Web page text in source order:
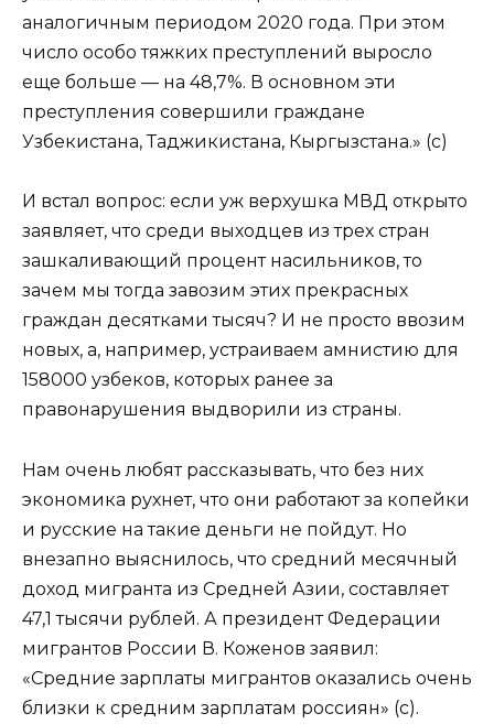
аналогичным периодом 2020 года. При этом
число особо тяжких преступлений выросло
еще больше — на 48,7%. В основном эти
преступления совершили граждане
Узбекистана, Таджикистана, Кыргызстана.» (с)
И встал вопрос: если уж верхушка МВД открыто
заявляет, что среди выходцев из трех стран
зашкаливающий процент насильников, то
зачем мы тогда завозим этих прекрасных
граждан десятками тысяч? И не просто ввозим
новых, а, например, устраиваем амнистию для
158000 узбеков, которых ранее за
правонарушения выдворили из страны.
Нам очень любят рассказывать, что без них
экономика рухнет, что они работают за копейки
и русские на такие деньги не пойдут. Но
внезапно выяснилось, что средний месячный
доход мигранта из Средней Азии, составляет
47,1 тысячи рублей. А президент Федерации
мигрантов России В. Коженов заявил:
«Средние зарплаты мигрантов оказались очень
близки к средним зарплатам россиян» (с).